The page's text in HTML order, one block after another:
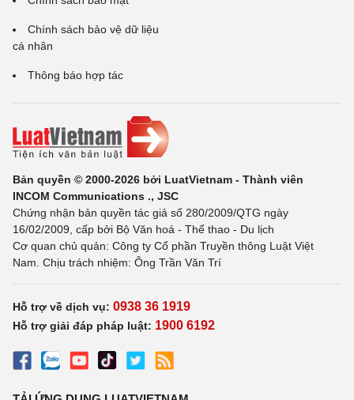
Chính sách bảo vệ dữ liệu
cá nhân
Thông báo hợp tác
Bản quyền © 2000-2026 bởi LuatVietnam - Thành viên
INCOM Communications ., JSC
Chứng nhận bản quyền tác giả số 280/2009/QTG ngày
16/02/2009, cấp bởi Bộ Văn hoá - Thể thao - Du lịch
Cơ quan chủ quản: Công ty Cổ phần Truyền thông Luật Việt
Nam. Chịu trách nhiệm: Ông Trần Văn Trí
Hỗ trợ về dịch vụ: 0938 36 1919
Hỗ trợ giải đáp pháp luật: 1900 6192